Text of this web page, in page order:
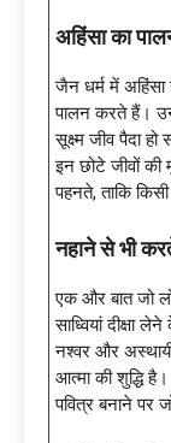
अहिंसा का
जैन धर्म में अहिंसा
पालन करते हैं।
सूक्ष्म जीव पैदा
इन छोटे जीवों
पहनते, ताकि
नहाने से भी
एक और बात जो
साध्वियां दीक्षा
नश्वर और
आत्मा की शुद्धि
पवित्र बनाने पर